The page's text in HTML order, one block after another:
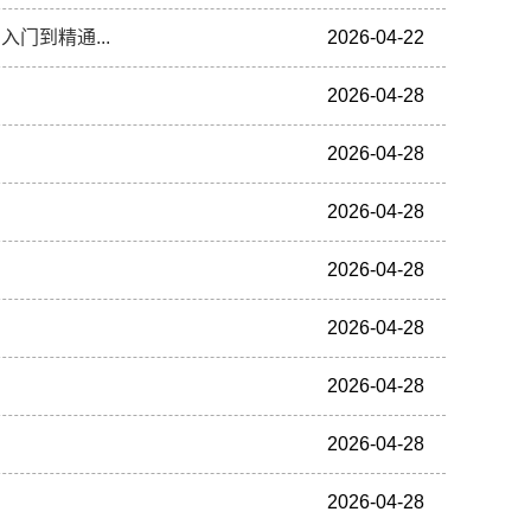
门到精通... 2026-04-22
2026-04-28
2026-04-28
2026-04-28
2026-04-28
2026-04-28
2026-04-28
2026-04-28
2026-04-28